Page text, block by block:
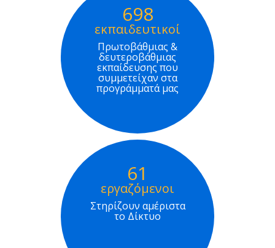
698
εκπαιδευτικοί
Πρωτοβάθμιας &
δευτεροβάθμιας
εκπαίδευσης που
συμμετείχαν στα
προγράμματά μας
61
εργαζόμενοι
Στηρίζουν αμέριστα
το Δίκτυο